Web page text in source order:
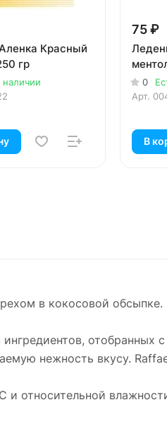
Красный
гр
наличии
75 ₽
0
Арт.
В
в кокосовой обсыпке.
нежность вкусу.
и относительной